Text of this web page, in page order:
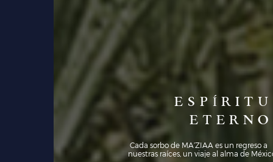
E S P Í R I T U
E T E R N O
Cada sorbo de MA’ZIAA es un regreso a
nuestras raíces, un viaje al alma de